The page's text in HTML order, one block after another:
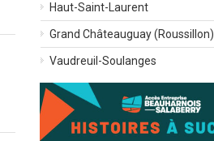
Haut-Saint-Laurent
Grand Châteauguay (Roussillon)
Vaudreuil-Soulanges